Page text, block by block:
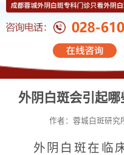
外阴白斑会引起
作者：蓉城白斑研究
外阴白斑在临